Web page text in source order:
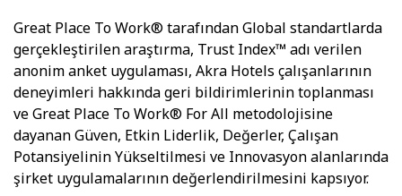
Great Place To Work® tarafından Global standartlarda
gerçekleştirilen araştırma, Trust Index™ adı verilen
anonim anket uygulaması, Akra Hotels çalışanlarının
deneyimleri hakkında geri bildirimlerinin toplanması
ve Great Place To Work® For All metodolojisine
dayanan Güven, Etkin Liderlik, Değerler, Çalışan
Potansiyelinin Yükseltilmesi ve Innovasyon alanlarında
şirket uygulamalarının değerlendirilmesini kapsıyor.